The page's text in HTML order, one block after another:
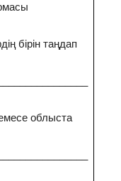
бірін таңдап
облыста